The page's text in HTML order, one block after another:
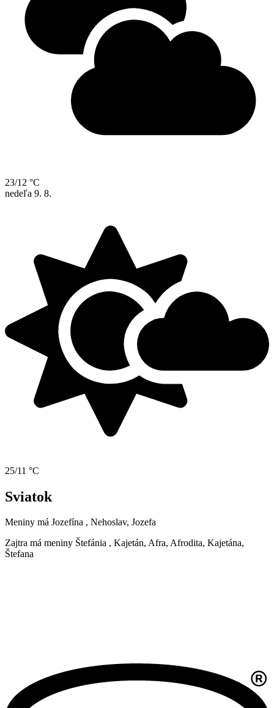
23/12 °C
nedeľa 9. 8.
25/11 °C
Sviatok
Meniny má Jozefína , Nehoslav, Jozefa
Zajtra má meniny Štefánia , Kajetán, Afra, Afrodita, Kajetána,
Štefana